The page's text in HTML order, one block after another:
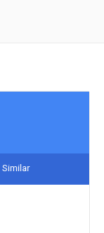
Similar